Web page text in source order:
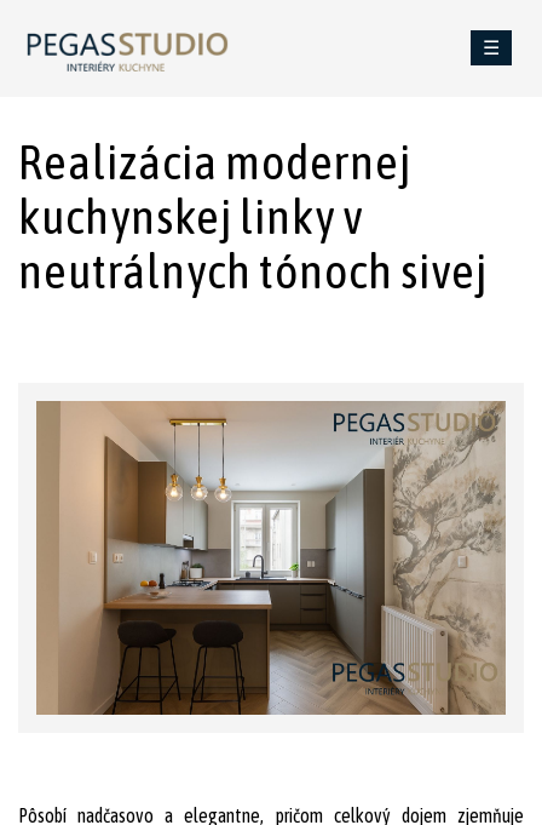
☰
Realizácia modernej
kuchynskej linky v
neutrálnych tónoch sivej
Pôsobí nadčasovo a elegantne, pričom celkový dojem zjemňuje